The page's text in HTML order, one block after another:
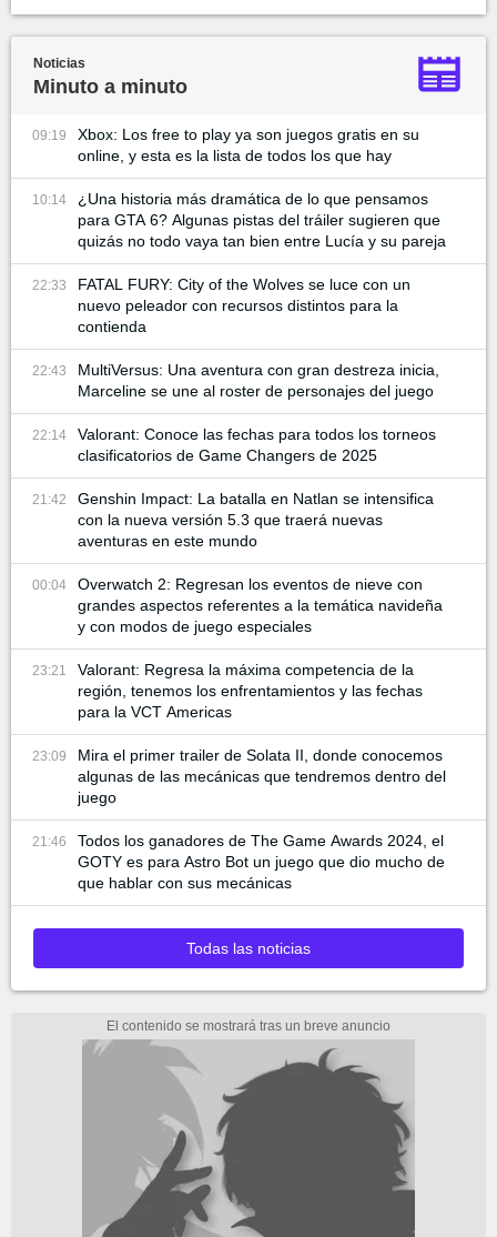
Noticias
Minuto a minuto
09:19
Xbox: Los free to play ya son juegos gratis en su
online, y esta es la lista de todos los que hay
10:14
¿Una historia más dramática de lo que pensamos
para GTA 6? Algunas pistas del tráiler sugieren que
quizás no todo vaya tan bien entre Lucía y su pareja
22:33
FATAL FURY: City of the Wolves se luce con un
nuevo peleador con recursos distintos para la
contienda
22:43
MultiVersus: Una aventura con gran destreza inicia,
Marceline se une al roster de personajes del juego
22:14
Valorant: Conoce las fechas para todos los torneos
clasificatorios de Game Changers de 2025
21:42
Genshin Impact: La batalla en Natlan se intensifica
con la nueva versión 5.3 que traerá nuevas
aventuras en este mundo
00:04
Overwatch 2: Regresan los eventos de nieve con
grandes aspectos referentes a la temática navideña
y con modos de juego especiales
23:21
Valorant: Regresa la máxima competencia de la
región, tenemos los enfrentamientos y las fechas
para la VCT Americas
23:09
Mira el primer trailer de Solata II, donde conocemos
algunas de las mecánicas que tendremos dentro del
juego
21:46
Todos los ganadores de The Game Awards 2024, el
GOTY es para Astro Bot un juego que dio mucho de
que hablar con sus mecánicas
Todas las noticias